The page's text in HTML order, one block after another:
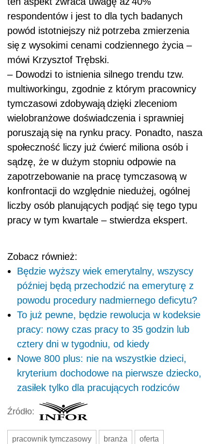
respondentów i jest to dla tych badanych
powód istotniejszy niż potrzeba zmierzenia
się z wysokimi cenami codziennego życia –
mówi Krzysztof Trębski.
– Dowodzi to istnienia silnego trendu tzw.
multiworkingu, zgodnie z którym pracownicy
tymczasowi zdobywają dzięki zleceniom
wielobranżowe doświadczenia i sprawniej
poruszają się na rynku pracy. Ponadto, nasza
społeczność liczy już ćwierć miliona osób i
sądzę, że w dużym stopniu odpowie na
zapotrzebowanie na pracę tymczasową w
konfrontacji do względnie niedużej, ogólnej
liczby osób planujących podjąć się tego typu
pracy w tym kwartale – stwierdza ekspert.
Zobacz również:
Będzie wyższy wiek emerytalny, wszyscy
później będą przechodzić na emeryturę z
powodu procedury nadmiernego deficytu?
To już pewne, będzie rewolucja w kodeksie
pracy: nowy czas pracy to 35 godzin lub
cztery dni w tygodniu, od kiedy
Nowe 800 plus: nie na wszystkie dzieci,
kryterium dochodowe na pierwsze dziecko,
zasiłek tylko dla pracujących rodziców
Źródło:
pracownik tymczasowy branża oferta